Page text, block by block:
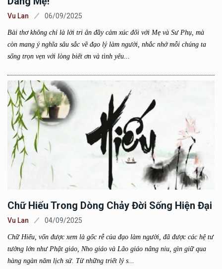
Vu Lan 06/09/2025
Bài thơ không chỉ là lời tri ân đầy cảm xúc đối với Mẹ và Sư Phụ, mà
còn mang ý nghĩa sâu sắc về đạo lý làm người, nhắc nhở mỗi chúng ta
sống trọn vẹn với lòng biết ơn và tình yêu...
Chữ Hiếu Trong Dòng Chảy Đời Sống Hiện Đại
Vu Lan 04/09/2025
Chữ Hiếu, vốn được xem là gốc rễ của đạo làm người, đã được các hệ tư
tưởng lớn như Phật giáo, Nho giáo và Lão giáo nâng niu, gìn giữ qua
hàng ngàn năm lịch sử. Từ những triết lý s...